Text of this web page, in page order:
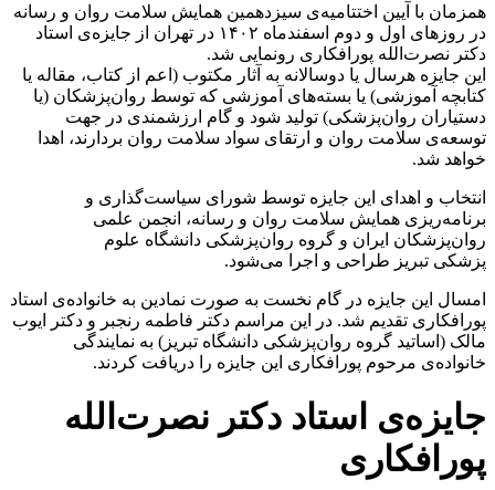
همزمان با آیین اختتامیه‌ی سیزدهمین همایش سلامت روان و رسانه
در روزهای اول و دوم اسفندماه ۱۴۰۲ در تهران از جایزه‌ی استاد
دکتر نصرت‌الله پورافکاری رونمایی شد.
این جایزه هرسال یا دوسالانه به آثار مکتوب (اعم از کتاب، مقاله یا
کتابچه آموزشی) یا بسته‌های آموزشی که توسط روان‌پزشکان (یا
دستیاران روان‌‌پزشکی) تولید شود و گام ارزشمندی در جهت
توسعه‌ی سلامت روان و ارتقای سواد سلامت روان بردارند، اهدا
خواهد شد.
انتخاب و اهدای این جایزه توسط شورای سیاست‌گذاری و
برنامه‌ریزی همایش سلامت روان و رسانه، انجمن علمی
روان‌پزشکان ایران و گروه روان‌‌پزشکی دانشگاه علوم
پزشکی تبریز طراحی و اجرا می‌شود.
امسال این جایزه در گام نخست به صورت نمادین به خانواده‌ی استاد
پورافکاری تقدیم شد. در این مراسم دکتر فاطمه رنجبر و دکتر ایوب
مالک (اساتید گروه روان‌‌پزشکی دانشگاه تبریز) به نمایندگی
خانواده‌ی مرحوم پورافکاری این جایزه را دریافت کردند.
جایزه‌ی استاد دکتر نصرت‌الله
پورافکاری